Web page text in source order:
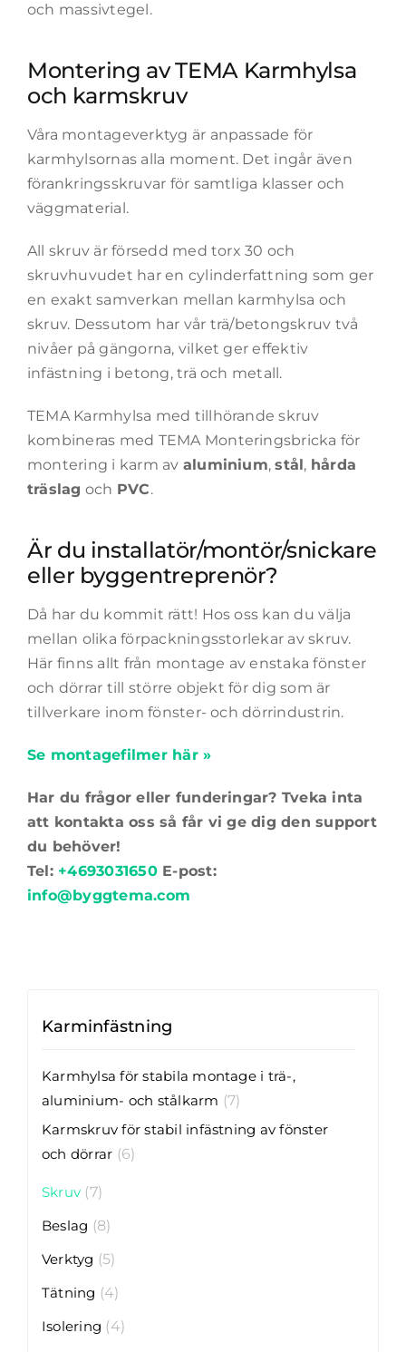
och massivtegel.
Montering av TEMA Karmhylsa
och karmskruv
Våra montageverktyg är anpassade för
karmhylsornas alla moment. Det ingår även
förankringsskruvar för samtliga klasser och
väggmaterial.
All skruv är försedd med torx 30 och
skruvhuvudet har en cylinderfattning som ger
en exakt samverkan mellan karmhylsa och
skruv. Dessutom har vår trä/betongskruv två
nivåer på gängorna, vilket ger effektiv
infästning i betong, trä och metall.
TEMA Karmhylsa med tillhörande skruv
kombineras med TEMA Monteringsbricka för
montering i karm av aluminium,stål , hårda
träslag och PVC.
Är du installatör/montör/snickare
eller byggentreprenör?
Då har du kommit rätt! Hos oss kan du välja
mellan olika förpackningsstorlekar av skruv.
Här finns allt från montage av enstaka fönster
och dörrar till större objekt för dig som är
tillverkare inom fönster- och dörrindustrin.
Se montagefilmer här »
Har du frågor eller funderingar? Tveka inta
att kontakta oss så får vi ge dig den support
du behöver!
Tel: +4693031650E-post:
info@byggtema.com
Karminfästning
Karmhylsa för stabila montage i trä-,
aluminium- och stålkarm (7)
Karmskruv för stabil infästning av fönster
och dörrar (6)
Skruv (7)
Beslag (8)
Verktyg (5)
Tätning (4)
Isolering (4)